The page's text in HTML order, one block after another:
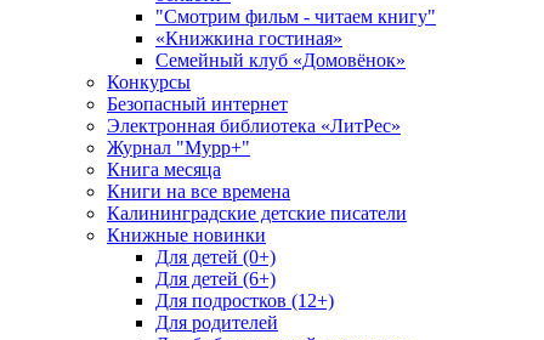
"Смотрим фильм - читаем книгу"
«Книжкина гостиная»
Семейный клуб «Домовёнок»
Конкурсы
Безопасный интернет
Электронная библиотека «ЛитРес»
Журнал "Мурр+"
Книга месяца
Книги на все времена
Калининградские детские писатели
Книжные новинки
Для детей (0+)
Для детей (6+)
Для подростков (12+)
Для родителей